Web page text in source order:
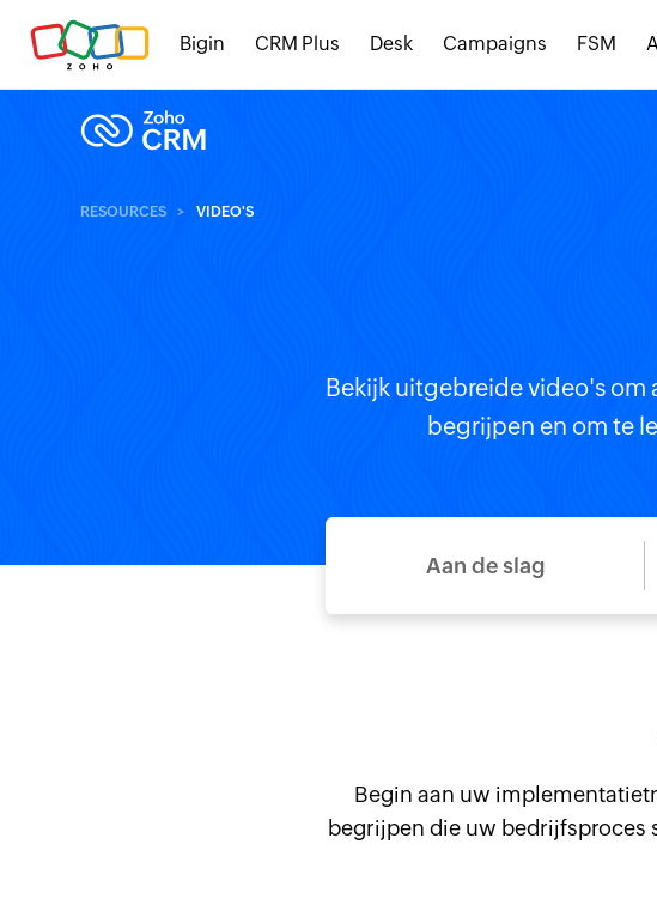
Bigin CRM Plus Desk Campaigns FSM
RESOURCES VIDEO'S
Bekijk uitgebreide video's om
begrijpen en om te
Aan de slag
Begin aan uw
begrijpen die uw bedrijfsproces